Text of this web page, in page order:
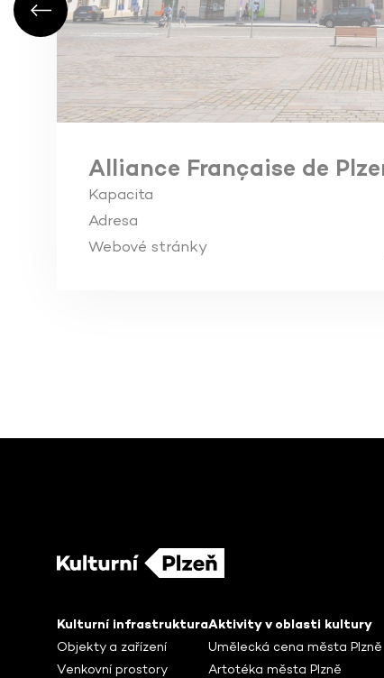
Alliance Française de
Kapacita
Adresa
Webové stránky
Kulturní infrastruktura
Objekty a zařízení
Venkovní prostory
Aktivity v oblasti kultury
Umělecká cena města Plzně
Artotéka města Plzně